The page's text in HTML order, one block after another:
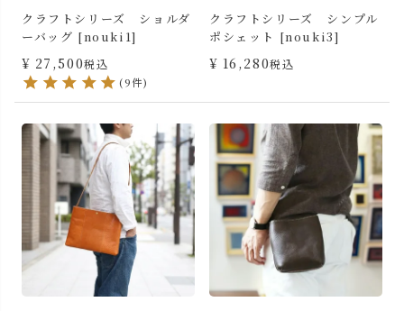
クラフトシリーズ ショルダ
ーバッグ [nouki1]
¥ 27,500税込
(9件)
クラフトシリーズ シンプル
ポシェット [nouki3]
¥ 16,280税込